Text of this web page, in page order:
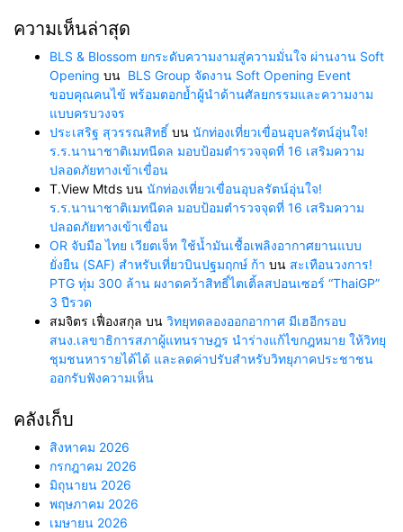
ความเห็นล่าสุด
BLS & Blossom ยกระดับความงามสู่ความมั่นใจ ผ่านงาน Soft
Opening บน BLS Group จัดงาน Soft Opening Event
ขอบคุณคนไข้ พร้อมตอกย้ำผู้นำด้านศัลยกรรมและความงาม
แบบครบวงจร
ประเสริฐ สุวรรณสิทธิ์ บน นักท่องเที่ยวเขื่อนอุบลรัตน์อุ่นใจ!
ร.ร.นานาชาติเมทนีดล มอบป้อมตำรวจจุดที่ 16 เสริมความ
ปลอดภัยทางเข้าเขื่อน
T.View Mtds บน นักท่องเที่ยวเขื่อนอุบลรัตน์อุ่นใจ!
ร.ร.นานาชาติเมทนีดล มอบป้อมตำรวจจุดที่ 16 เสริมความ
ปลอดภัยทางเข้าเขื่อน
OR จับมือ ไทย เวียตเจ็ท ใช้น้ำมันเชื้อเพลิงอากาศยานแบบ
ยั่งยืน (SAF) สำหรับเที่ยวบินปฐมฤกษ์ ก้า บน สะเทือนวงการ!
PTG ทุ่ม 300 ล้าน ผงาดคว้าสิทธิ์ไตเติ้ลสปอนเซอร์ “ThaiGP”
3 ปีรวด
สมจิตร เฟื่องสกุล บน วิทยุทดลองออกอากาศ มีเฮอีกรอบ
สนง.เลขาธิการสภาผู้แทนราษฎร นำร่างแก้ไขกฎหมาย ให้วิทยุ
ชุมชนหารายได้ได้ และลดค่าปรับสำหรับวิทยุภาคประชาชน
ออกรับฟังความเห็น
คลังเก็บ
สิงหาคม 2026
กรกฎาคม 2026
มิถุนายน 2026
พฤษภาคม 2026
เมษายน 2026